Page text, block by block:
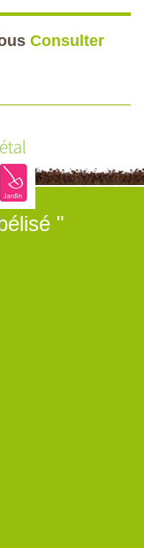
Consulter
"